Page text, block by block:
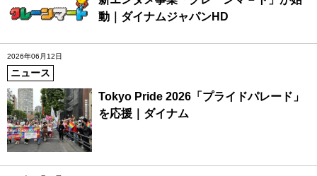
動｜ダイナムジャパンHD
2026年06月12日
ニュース
Tokyo Pride 2026「プライドパレード」
を応援｜ダイナム